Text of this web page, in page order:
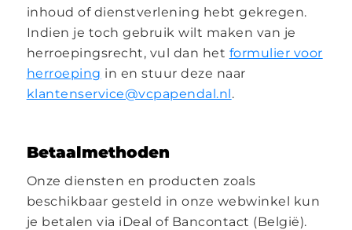
inhoud of dienstverlening hebt gekregen.
Indien je toch gebruik wilt maken van je
herroepingsrecht, vul dan het formulier voor
herroeping in en stuur deze naar
klantenservice@vcpapendal.nl.
Betaalmethoden
Onze diensten en producten zoals
beschikbaar gesteld in onze webwinkel kun
je betalen via iDeal of Bancontact (België).